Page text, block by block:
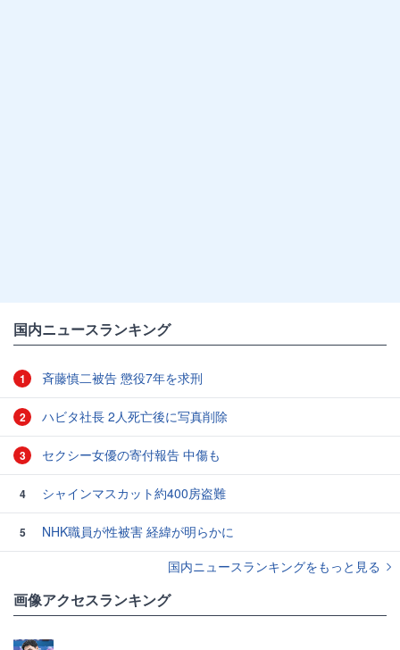
国内ニュースランキング
1 斉藤慎二被告 懲役7年を求刑
2 ハビタ社長 2人死亡後に写真削除
3 セクシー女優の寄付報告 中傷も
4 シャインマスカット約400房盗難
5
NHK職員が性被害 経緯が明らかに
国内ニュースランキングをもっと見る
画像アクセスランキング